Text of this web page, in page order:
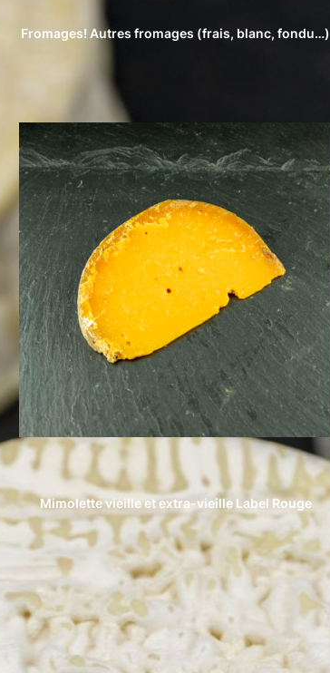
Fromages! Autres fromages (frais, blanc, fondu…)
Mimolette vieille et extra-vieille Label Rouge